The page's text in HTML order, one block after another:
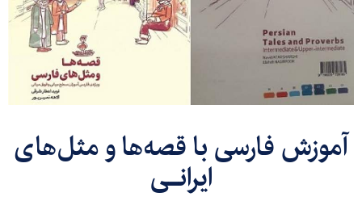
آموزش فارسی با قصه‌ها و مثل‌های
ایرانـى